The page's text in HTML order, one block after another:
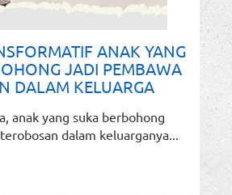
ANAK YANG
JADI PEMBAWA
DALAM KELUARGA
anak yang suka berbohong
dalam keluarganya...